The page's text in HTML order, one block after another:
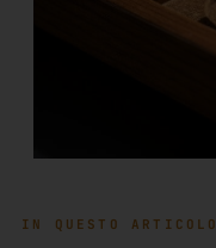
IN QUESTO ARTICOLO